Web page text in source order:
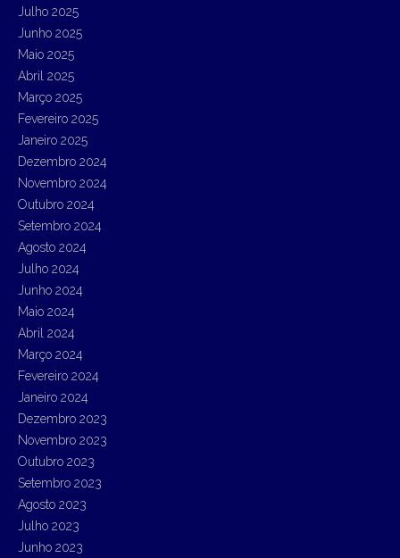
Julho 2025
Junho 2025
Maio 2025
Abril 2025
Março 2025
Fevereiro 2025
Janeiro 2025
Dezembro 2024
Novembro 2024
Outubro 2024
Setembro 2024
Agosto 2024
Julho 2024
Junho 2024
Maio 2024
Abril 2024
Março 2024
Fevereiro 2024
Janeiro 2024
Dezembro 2023
Novembro 2023
Outubro 2023
Setembro 2023
Agosto 2023
Julho 2023
Junho 2023